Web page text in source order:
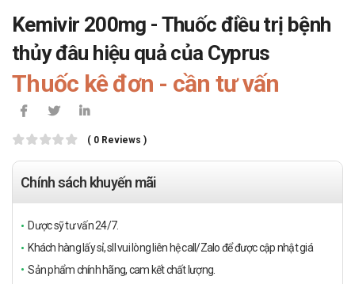
Kemivir 200mg - Thuốc điều trị bệnh
thủy đâu hiệu quả của Cyprus
Thuốc kê đơn - cần tư vấn
( 0 Reviews )
Chính sách khuyến mãi
Dược sỹ tư vấn 24/7.
Khách hàng lấy sỉ, sll vui lòng liên hệ call/Zalo để được cập nhật giá
Sản phẩm chính hãng, cam kết chất lượng.